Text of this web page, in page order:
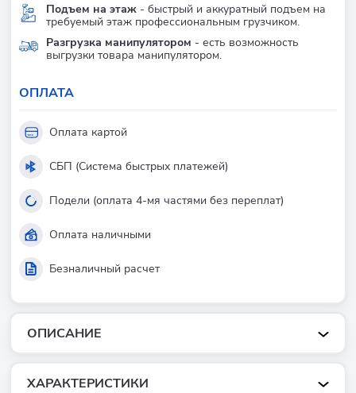
ОПИСАНИЕ
ХАРАКТЕРИСТИКИ
Подъем на этаж - быстрый и аккуратный подъем на
требуемый этаж профессиональным грузчиком.
Разгрузка манипулятором - есть возможность
выгрузки товара манипулятором.
ОПЛАТА
Оплата картой
СБП (Система быстрых платежей)
Подели (оплата 4-мя частями без переплат)
Оплата наличными
Безналичный расчет